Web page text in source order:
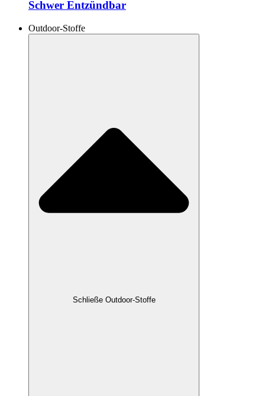
Schwer Entzündbar
Outdoor-Stoffe
Schließe Outdoor-Stoffe